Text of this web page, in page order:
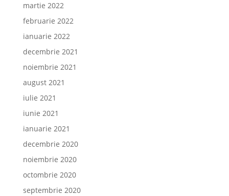
martie 2022
februarie 2022
ianuarie 2022
decembrie 2021
noiembrie 2021
august 2021
iulie 2021
iunie 2021
ianuarie 2021
decembrie 2020
noiembrie 2020
octombrie 2020
septembrie 2020